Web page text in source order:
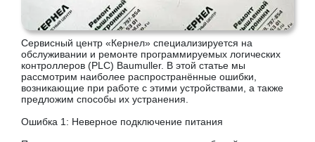
Сервисный центр «Кернел» специализируется на
обслуживании и ремонте программируемых логических
контроллеров (PLC) Baumuller. В этой статье мы
рассмотрим наиболее распространённые ошибки,
возникающие при работе с этими устройствами, а также
предложим способы их устранения.
Ошибка 1: Неверное подключение питания